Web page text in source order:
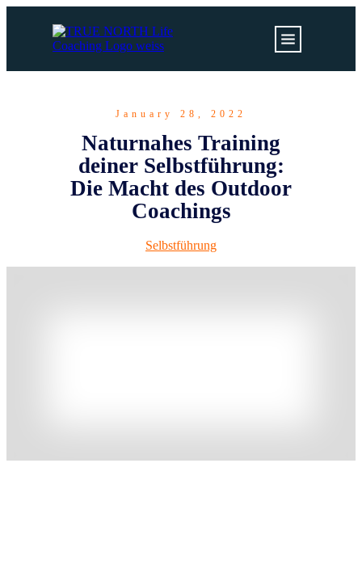
January 28, 2022
Naturnahes Training
deiner Selbstführung:
Die Macht des Outdoor
Coachings
Selbstführung